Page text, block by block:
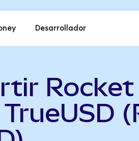
Desarrollador
Rocket